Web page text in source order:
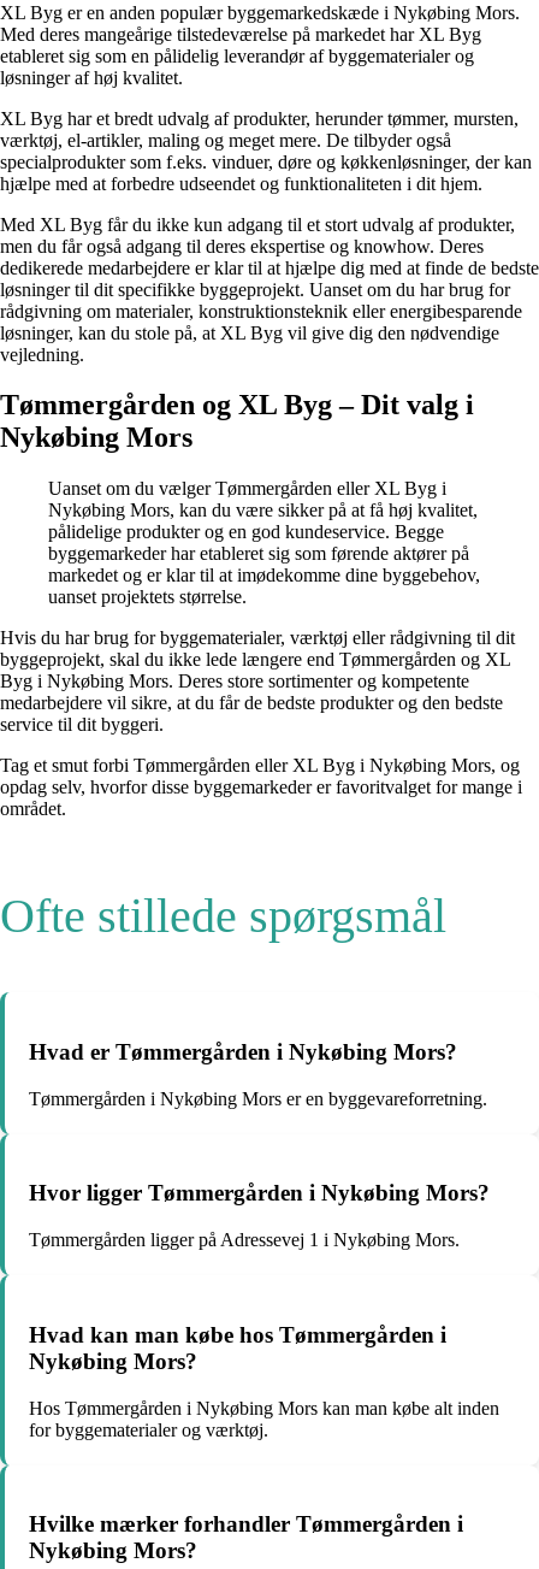
XL Byg er en anden populær byggemarkedskæde i Nykøbing Mors.
Med deres mangeårige tilstedeværelse på markedet har XL Byg
etableret sig som en pålidelig leverandør af byggematerialer og
løsninger af høj kvalitet.
XL Byg har et bredt udvalg af produkter, herunder tømmer, mursten,
værktøj, el-artikler, maling og meget mere. De tilbyder også
specialprodukter som f.eks. vinduer, døre og køkkenløsninger, der kan
hjælpe med at forbedre udseendet og funktionaliteten i dit hjem.
Med XL Byg får du ikke kun adgang til et stort udvalg af produkter,
men du får også adgang til deres ekspertise og knowhow. Deres
dedikerede medarbejdere er klar til at hjælpe dig med at finde de bedste
løsninger til dit specifikke byggeprojekt. Uanset om du har brug for
rådgivning om materialer, konstruktionsteknik eller energibesparende
løsninger, kan du stole på, at XL Byg vil give dig den nødvendige
vejledning.
Tømmergården og XL Byg – Dit valg i
Nykøbing Mors
Uanset om du vælger Tømmergården eller XL Byg i
Nykøbing Mors, kan du være sikker på at få høj kvalitet,
pålidelige produkter og en god kundeservice. Begge
byggemarkeder har etableret sig som førende aktører på
markedet og er klar til at imødekomme dine byggebehov,
uanset projektets størrelse.
Hvis du har brug for byggematerialer, værktøj eller rådgivning til dit
byggeprojekt, skal du ikke lede længere end Tømmergården og XL
Byg i Nykøbing Mors. Deres store sortimenter og kompetente
medarbejdere vil sikre, at du får de bedste produkter og den bedste
service til dit byggeri.
Tag et smut forbi Tømmergården eller XL Byg i Nykøbing Mors, og
opdag selv, hvorfor disse byggemarkeder er favoritvalget for mange i
området.
Ofte stillede spørgsmål
Hvad er Tømmergården i Nykøbing Mors?
Tømmergården i Nykøbing Mors er en byggevareforretning.
Hvor ligger Tømmergården i Nykøbing Mors?
Tømmergården ligger på Adressevej 1 i Nykøbing Mors.
Hvad kan man købe hos Tømmergården i
Nykøbing Mors?
Hos Tømmergården i Nykøbing Mors kan man købe alt inden
for byggematerialer og værktøj.
Hvilke mærker forhandler Tømmergården i
Nykøbing Mors?